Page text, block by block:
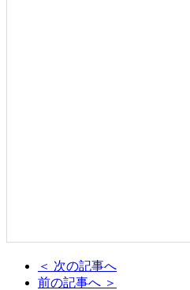
＜ 次の記事へ
前の記事へ ＞